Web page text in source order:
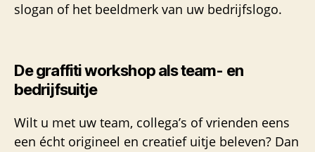
slogan of het beeldmerk van uw bedrijfslogo.
De graffiti workshop als team- en
bedrijfsuitje
Wilt u met uw team, collega’s of vrienden eens
een écht origineel en creatief uitje beleven? Dan